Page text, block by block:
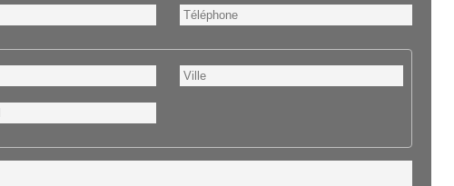
Téléphone
Ville